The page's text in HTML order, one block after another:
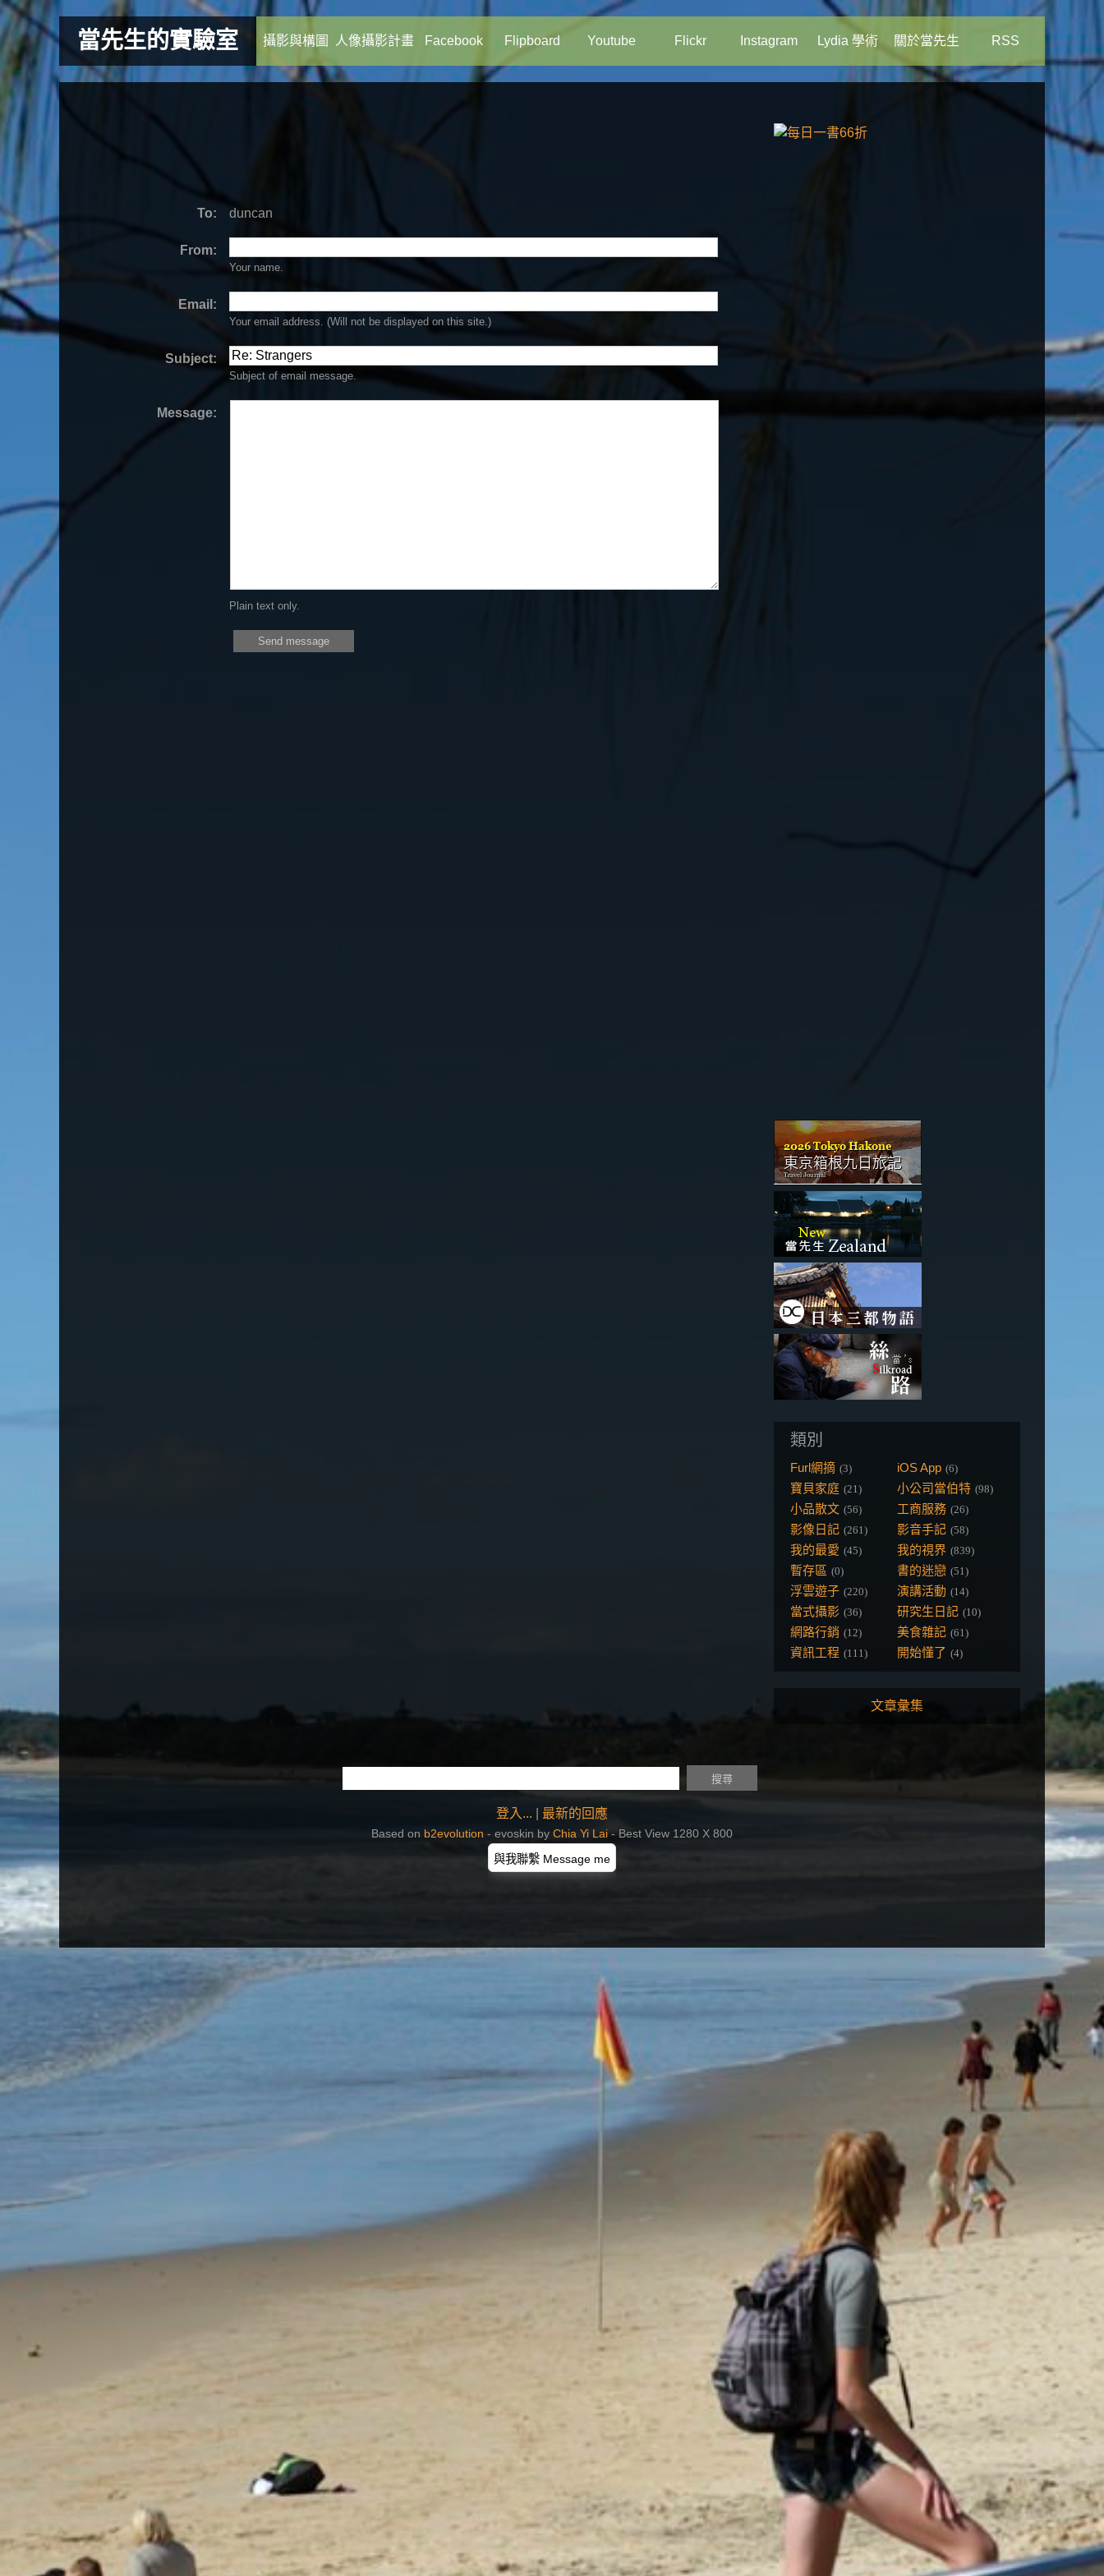
當先生的實驗室 攝影與構圖 人像攝影計畫 Facebook Flipboard Youtube Flickr Instagram Lydia 學術 關於當先生 RSS
To: duncan
From:
Your name.
Email:
Your email address. (Will not be displayed on this site.)
Subject:
Subject of email message.
Message:
Plain text only.
類別
Furl網摘 (3) iOS App (6)
寶貝家庭 (21) 小公司當伯特 (98)
小品散文 (56) 工商服務 (26)
影像日記 (261) 影音手記 (58)
我的最愛 (45) 我的視界 (839)
暫存區 (0) 書的迷戀 (51)
浮雲遊子 (220) 演講活動 (14)
當式攝影 (36) 研究生日記 (10)
網路行銷 (12) 美食雜記 (61)
資訊工程 (111) 開始懂了 (4)
文章彙集
登入... 最新的回應
Based on b2evolution - evoskin by Chia Yi Lai - Best View 1280 X 800
與我聯繫 Message me